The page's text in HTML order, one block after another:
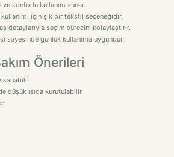
ve konforlu kullanım sunar.
için şık bir tekstil seçeneğidir.
detaylarıyla seçim sürecini kolaylaştırır.
sayesinde günlük kullanıma uygundur.
Önerileri
düşük ısıda kurutulabilir